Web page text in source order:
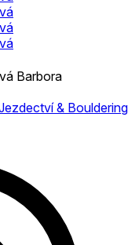
Barbora
& Bouldering